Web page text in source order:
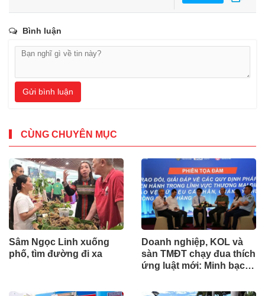
Bình luận
Gửi bình luận
CÙNG CHUYÊN MỤC
Sâm Ngọc Linh xuống
phố, tìm đường đi xa
Doanh nghiệp, KOL và
sàn TMĐT chạy đua thích
ứng luật mới: Minh bạch